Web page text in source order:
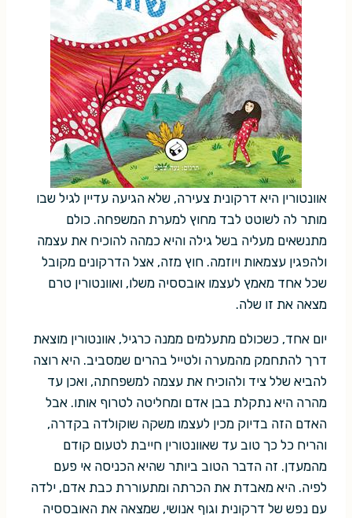
אוונטורין היא דרקונית צעירה, שלא הגיעה עדיין לגיל שבו
מותר לה לשוטט לבד מחוץ למערת המשפחה. כולם
מתנשאים מעליה בשל גילה והיא כמהה להוכיח את עצמה
ולהפגין עצמאות ויוזמה. חוץ מזה, אצל הדרקונים מקובל
שכל אחד מאמץ לעצמו אובססיה משלו, ואוונטורין טרם
מצאה את זו שלה.
יום אחד, כשכולם מתעלמים ממנה כרגיל, אוונטורין מוצאת
דרך להתחמק מהמערה ולטייל בהרים שמסביב. היא רוצה
להביא שלל ציד ולהוכיח את עצמה למשפחתה, ואכן עד
מהרה היא נתקלת בבן אדם ומחליטה לטרוף אותו. אבל
האדם הזה בדיוק מכין לעצמו משקה שוקולדה בקדרה,
והריח כל כך טוב עד שאוונטורין חייבת לטעום קודם
מהמעדן. זה הדבר הטוב ביותר שהיא הכניסה אי פעם
לפיה. היא מאבדת את הכרתה ומתעוררת כבת אדם, ילדה
עם נפש של דרקונית וגוף אנושי, שמצאה את האובססיה